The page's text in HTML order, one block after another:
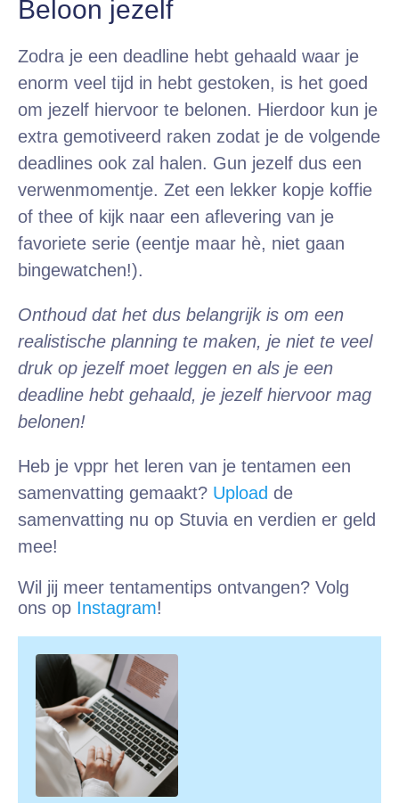
Beloon jezelf
Zodra je een deadline hebt gehaald waar je
enorm veel tijd in hebt gestoken, is het goed
om jezelf hiervoor te belonen. Hierdoor kun je
extra gemotiveerd raken zodat je de volgende
deadlines ook zal halen. Gun jezelf dus een
verwenmomentje. Zet een lekker kopje koffie
of thee of kijk naar een aflevering van je
favoriete serie (eentje maar hè, niet gaan
bingewatchen!).
Onthoud dat het dus belangrijk is om een
realistische planning te maken, je niet te veel
druk op jezelf moet leggen en als je een
deadline hebt gehaald, je jezelf hiervoor mag
belonen!
Heb je vppr het leren van je tentamen een
samenvatting gemaakt? Upload de
samenvatting nu op Stuvia en verdien er geld
mee!
Wil jij meer tentamentips ontvangen? Volg
ons op Instagram!